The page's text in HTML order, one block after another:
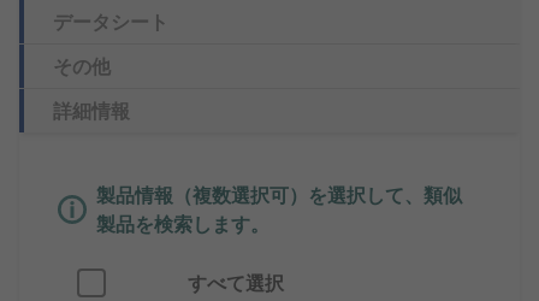
データシート
その他
詳細情報
製品情報（複数選択可）を選択して、類似
製品を検索します。
すべて選択